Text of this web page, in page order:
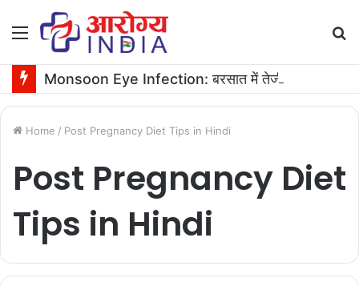
Menu
Home / Post Pregnancy Diet Tips in Hindi
Post Pregnancy Diet
Tips in Hindi